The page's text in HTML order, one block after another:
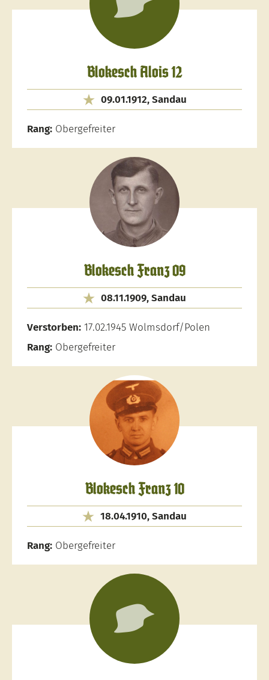
Blokesch Alois 12
09.01.1912, Sandau
Rang: Obergefreiter
Blokesch Franz 09
08.11.1909, Sandau
Verstorben: 17.02.1945 Wolmsdorf/Polen
Rang: Obergefreiter
Blokesch Franz 10
18.04.1910, Sandau
Rang: Obergefreiter